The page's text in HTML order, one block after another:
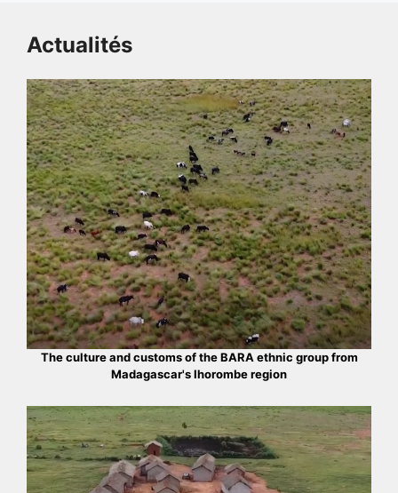
Actualités
The culture and customs of the BARA ethnic group from
Madagascar's Ihorombe region